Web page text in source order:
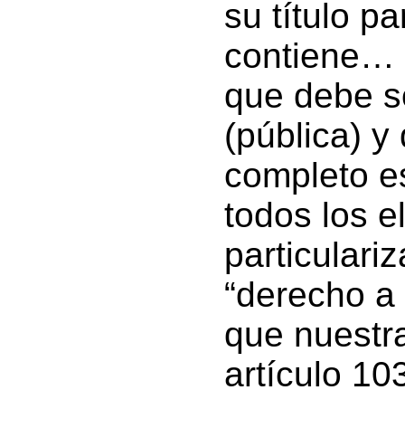
su título
contiene…
que debe
(pública) y
completo
todos los
“derecho
que
artículo